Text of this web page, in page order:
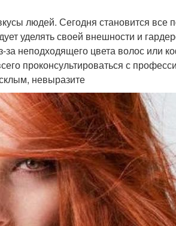
людей. Сегодня становится все
уделять своей внешности и
за неподходящего цвета волос или
проконсультироваться с
невыразите